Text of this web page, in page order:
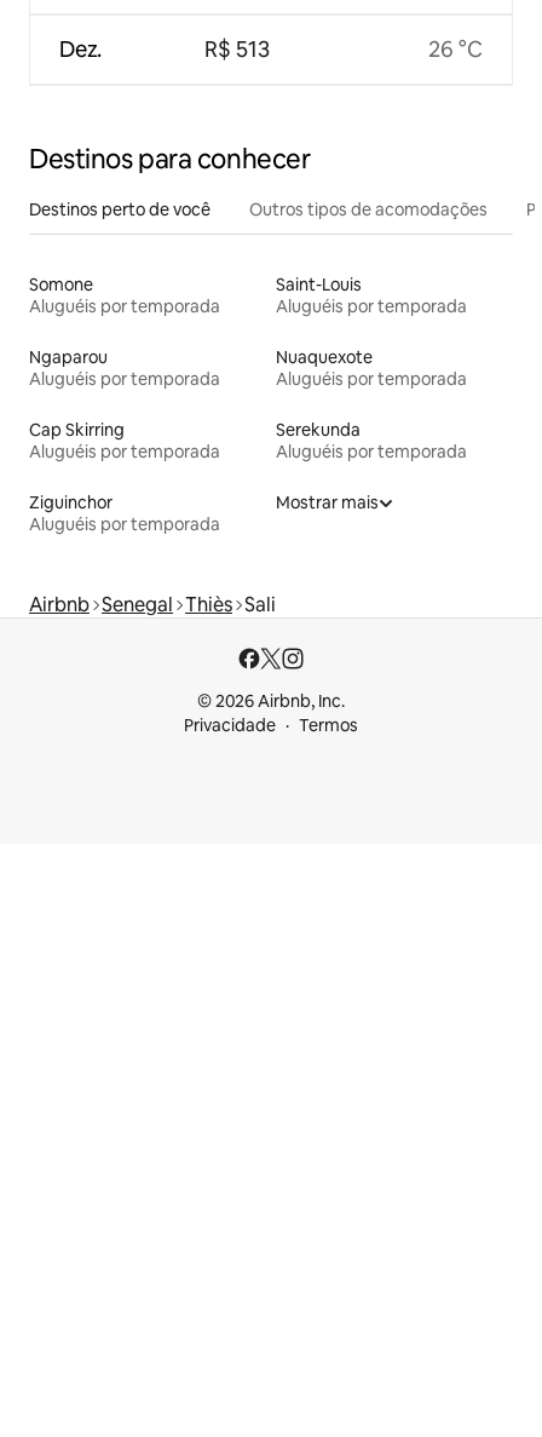
Dez. R$ 513 26 °C
Destinos para conhecer
Destinos perto de você Outros tipos de acomodações
Somone
Aluguéis por temporada
Saint-Louis
Aluguéis por temporada
Ngaparou
Aluguéis por temporada
Nuaquexote
Aluguéis por temporada
Cap Skirring
Aluguéis por temporada
Serekunda
Aluguéis por temporada
Ziguinchor
Aluguéis por temporada
Mostrar mais
Airbnb Senegal Thiès Sali
© 2026 Airbnb, Inc.
Privacidade
Termos